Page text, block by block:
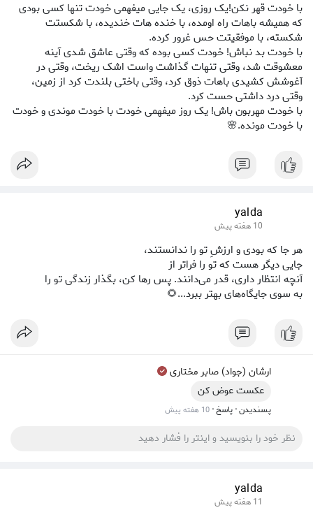
با خودت قهر نکن!یک روزی، یک جایی میفهمی خودت تنها کسی بودی
که همیشه باهات راه اومده، با خنده هات خندیده، با شکستت
شکسته، با موفقیتت حس غرور کرده.
با خودت بد نباش! خودت کسی بوده که وقتی عاشق شدی آینه
معشوقت شد، وقتی تنهات گذاشت واست اشک ریخت، وقتی در
آغوشش کشیدی باهات ذوق کرد، وقتی باختی بلندت کرد از زمین،
وقتی درد داشتی حست کرد.
با خودت مهربون باش! یک روز میفهمی خودت با خودت موندی و خودت
با خودت مونده.🌸
yalda
10 هفته پیش
هر جا که بودی و ارزشِ تو را ندانستند،
جایی دیگر هست که تو را فراتر از
آنچه انتظار داری، قدر می‌دانند. پس رها کن، بگذار زندگی تو را
به سوی جایگاه‌های بهتر ببرد...🌻
ارشان (جواد) صابر مختاری
عکست عوض کن
پسندیدن· پاسخ· 10 هفته پیش
yalda
11 هفته پیش